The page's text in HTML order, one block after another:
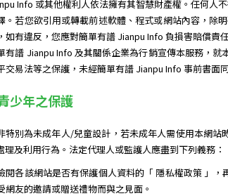
Info 或其他權利人依法擁有其智慧財產權。任何人
。若您欲引用或轉載前述軟體、程式或網站內容，除
如有違反，您應對簡單有譜 Jianpu Info 負損害賠償責
有譜 Jianpu Info 及其關係企業為行銷宣傳本服務，
交易法等之保護，未經簡單有譜 Jianpu Info 事前書面
少年之保護
特別為未成年人/兒童設計，若未成年人需使用本網
理及利用行為。法定代理人或監護人應盡到下列義務：
閱各該網站是否有保護個人資料的「 隱私權政策 」
網友的邀請或贈送禮物而與之見面。